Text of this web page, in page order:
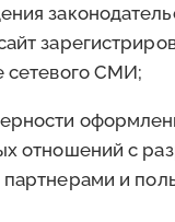
сетевого СМИ;
отношений с
и